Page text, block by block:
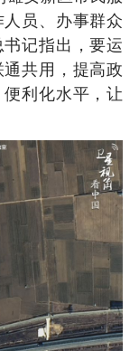
员、办事群众
记指出，要运
共用，提高政
利化水平，让